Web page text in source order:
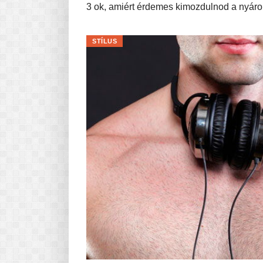
3 ok, amiért érdemes kimozdulnod a
STÍLUS